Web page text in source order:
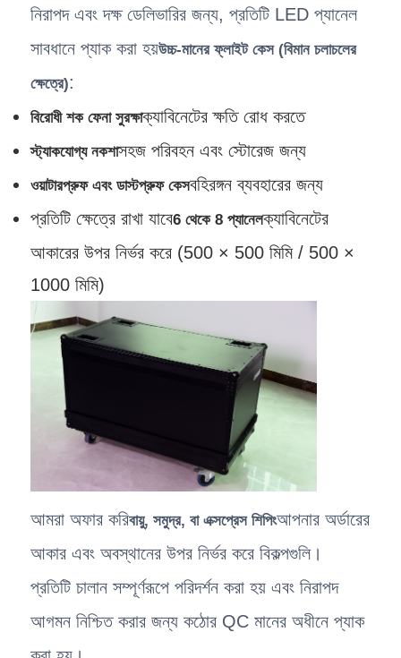
নিরাপদ এবং দক্ষ ডেলিভারির জন্য, প্রতিটি LED প্যানেল
সাবধানে প্যাক করা হয়উচ্চ-মানের ফ্লাইট কেস (বিমান চলাচলের
ক্ষেত্রে):
বিরোধী শক ফেনা সুরক্ষাক্যাবিনেটের ক্ষতি রোধ করতে
স্ট্যাকযোগ্য নকশাসহজ পরিবহন এবং স্টোরেজ জন্য
ওয়াটারপ্রুফ এবং ডাস্টপ্রুফ কেসবহিরঙ্গন ব্যবহারের জন্য
প্রতিটি ক্ষেত্রে রাখা যাবে6 থেকে 8 প্যানেলক্যাবিনেটের
আকারের উপর নির্ভর করে (500 × 500 মিমি / 500 ×
1000 মিমি)
আমরা অফার করিবায়ু, সমুদ্র, বা এক্সপ্রেস শিপিংআপনার অর্ডারের
আকার এবং অবস্থানের উপর নির্ভর করে বিকল্পগুলি।
প্রতিটি চালান সম্পূর্ণরূপে পরিদর্শন করা হয় এবং নিরাপদ
আগমন নিশ্চিত করার জন্য কঠোর QC মানের অধীনে প্যাক